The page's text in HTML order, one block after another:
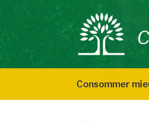
contenu
Consommer